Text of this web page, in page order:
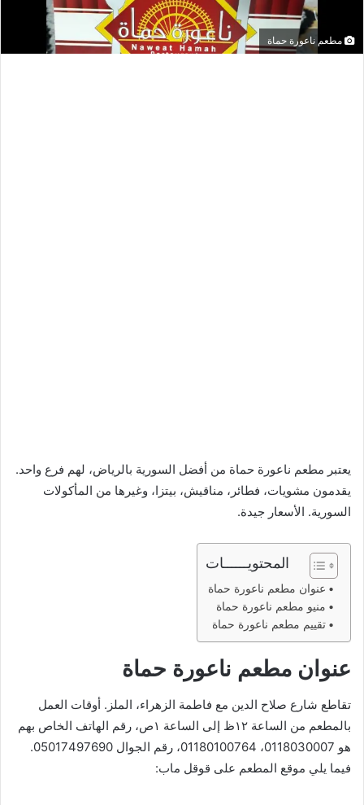
مطعم ناعورة حماة
يعتبر مطعم ناعورة حماة من أفضل السورية بالرياض، لهم فرع واحد.
يقدمون مشويات، فطائر، مناقيش، بيتزا، وغيرها من المأكولات
السورية. الأسعار جيدة.
المحتويــــــات
عنوان مطعم ناعورة حماة
منيو مطعم ناعورة حماة
تقييم مطعم ناعورة حماة
عنوان مطعم ناعورة حماة
تقاطع شارع صلاح الدين مع فاطمة الزهراء، الملز. أوقات العمل
بالمطعم من الساعة ١٢ظ إلى الساعة ١ص، رقم الهاتف الخاص بهم
هو 0118030007، 01180100764، رقم الجوال 05017497690.
فيما يلي موقع المطعم على قوقل ماب: